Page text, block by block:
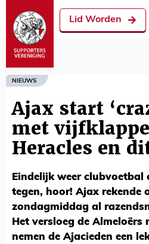
Lid Worden
NIEUWS
Ajax start
met
Heracles en
Eindelijk weer clubvoetbal
tegen, hoor! Ajax rekende
zondagmiddag al
Het versloeg de
nemen de Ajacieden een